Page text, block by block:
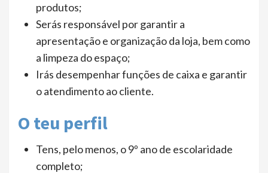
produtos;
Serás responsável por garantir a
apresentação e organização da loja, bem como
a limpeza do espaço;
Irás desempenhar funções de caixa e garantir
o atendimento ao cliente.
O teu perfil
Tens, pelo menos, o 9º ano de escolaridade
completo;